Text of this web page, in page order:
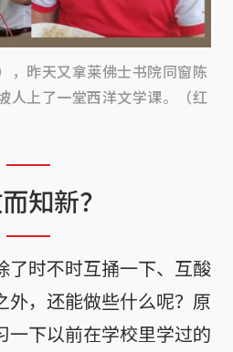
，昨天又拿莱佛士书院同窗陈
人上了一堂西洋文学课。（红
知新？
了时不时互捅一下、互酸
外，还能做些什么呢？原
一下以前在学校里学过的